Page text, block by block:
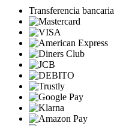
Transferencia bancaria